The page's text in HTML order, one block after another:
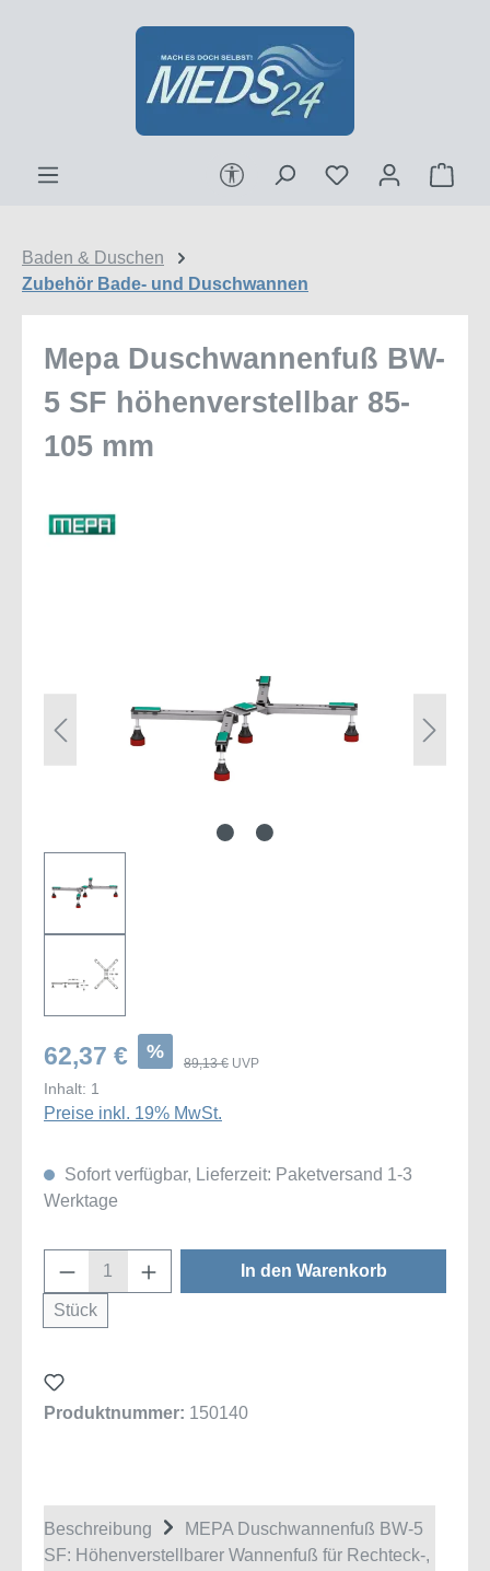
Zum Hauptinhalt springen
Werkzeugleiste anzeigen
Baden & Duschen
Zubehör Bade- und Duschwannen
Mepa Duschwannenfuß BW-
5 SF höhenverstellbar 85-
105 mm
62,37 € %
89,13 € UVP
Inhalt: 1
Preise inkl. 19% MwSt.
Sofort verfügbar, Lieferzeit: Paketversand 1-3
Werktage
Produkt Anzahl: Gib den gewünschten
Stück
In den Warenkorb
Produktnummer: 150140
Beschreibung
MEPA Duschwannenfuß BW-5
SF: Höhenverstellbarer Wannenfuß für Rechteck-,